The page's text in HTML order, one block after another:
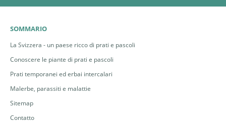
SOMMARIO
La Svizzera - un paese ricco di prati e pascoli
Conoscere le piante di prati e pascoli
Prati temporanei ed erbai intercalari
Malerbe, parassiti e malattie
Sitemap
Contatto